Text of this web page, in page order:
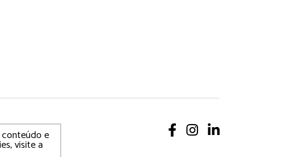
conteúdo e
visite a